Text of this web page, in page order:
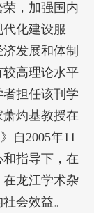
，加强国内
化建设服
发展和体制
高理论水平
担任该刊学
灼基教授在
自2005年11
指导下，在
龙江学术杂
会效益。